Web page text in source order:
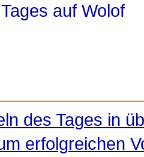
auf Wolof
des Tages in
erfolgreichen